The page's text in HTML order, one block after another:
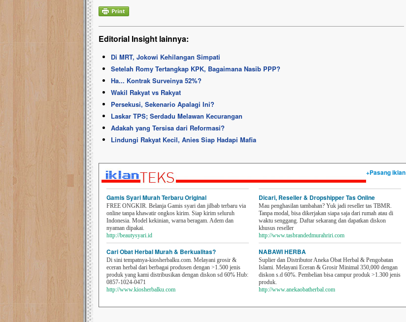
Editorial Insight lainnya:
Di MRT, Jokowi Kehilangan Simpati
Setelah Romy Tertangkap KPK, Bagaimana Nasib PPP?
Ha... Kontrak Surveinya 52%?
Wakil Rakyat vs Rakyat
Persekusi, Sekenario Apalagi Ini?
Laskar TPS; Serdadu Melawan Kecurangan
Adakah yang Tersisa dari Reformasi?
Lindungi Rakyat Kecil, Anies Siap Hadapi Mafia
+Pasang iklan
Gamis Syari Murah Terbaru Original
FREE ONGKIR. Belanja Gamis syari dan jilbab terbaru via
online tanpa khawatir ongkos kirim. Siap kirim seluruh
Indonesia. Model kekinian, warna beragam. Adem dan
nyaman dipakai.
http://beautysyari.id
Cari Obat Herbal Murah & Berkualitas?
Di sini tempatnya-kiosherbalku.com. Melayani grosir &
eceran herbal dari berbagai produsen dengan >1.500 jenis
produk yang kami distribusikan dengan diskon sd 60% Hub:
0857-1024-0471
http://www.kiosherbalku.com
Dicari, Reseller & Dropshipper Tas Online
Mau penghasilan tambahan? Yuk jadi reseller tas TBMR.
Tanpa modal, bisa dikerjakan siapa saja dari rumah atau di
waktu senggang. Daftar sekarang dan dapatkan diskon
khusus reseller
http://www.tasbrandedmurahriri.com
NABAWI HERBA
Suplier dan Distributor Aneka Obat Herbal & Pengobatan
Islami. Melayani Eceran & Grosir Minimal 350,000 dengan
diskon s.d 60%. Pembelian bisa campur produk >1.300 jenis
produk.
http://www.anekaobatherbal.com